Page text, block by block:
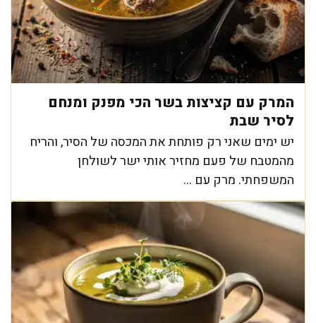
המרק עם קציצות בשר הכי מפנק ומנחם
לסיר שבת
יש ימים שאני רק פותחת את המכסה של הסיר, והריח
מהמטבח של פעם מחזיר אותי ישר לשולחן
המשפחתי. מרק עם ...